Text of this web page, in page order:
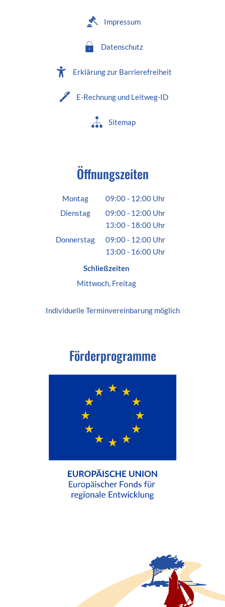
Impressum
Datenschutz
Erklärung zur Barrierefreiheit
E-Rechnung und Leitweg-ID
Sitemap
Öffnungszeiten
Montag 09:00- 12:00Uhr
Von 09:00 bis 12:00 Uhr
Dienstag 09:00- 12:00Uhr
Von 09:00 bis 12:00 Uhr
13:00- 18:00Uhr
Von 13:00 bis 18:00 Uhr
Donnerstag 09:00- 12:00Uhr
Von 09:00 bis 12:00 Uhr
13:00- 16:00Uhr
Schließzeiten
Mittwoch, Freitag
IndividuelleTerminvereinbarungmöglich
Förderprogramme